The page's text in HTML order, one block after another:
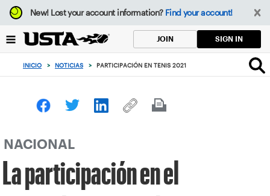
Enfoque
desde
botón
volver
principio
New!Lost your account information? Find your account!
JOIN SIGN IN
INICIO > NOTICIAS > PARTICIPACIÓN EN TENIS 2021
NACIONAL
La participación en el